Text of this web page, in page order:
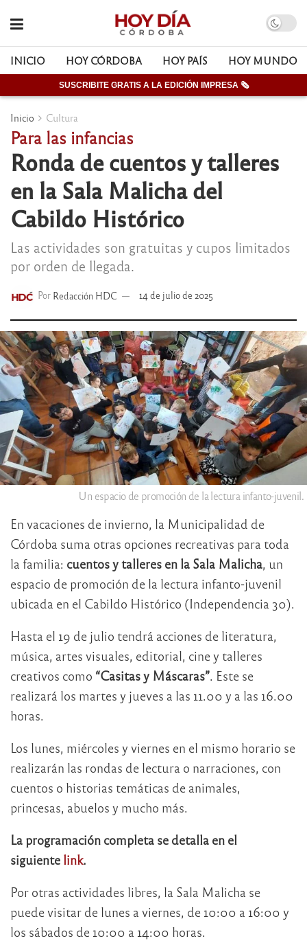
INICIO HOY CÓRDOBA HOY PAÍS HOY MUNDO
SUSCRIBITE GRATIS A LA EDICIÓN IMPRESA 🗞
Inicio Cultura
Para las infancias
Ronda de cuentos y talleres
en la Sala Malicha del
Cabildo Histórico
Las actividades son gratuitas y cupos limitados
por orden de llegada.
Por Redacción HDC 14 de julio de 2025
Un espacio de promoción de la lectura infanto-juvenil.
En vacaciones de invierno, la Municipalidad de
Córdoba suma otras opciones recreativas para toda
la familia: cuentos y talleres en la Sala Malicha, un
espacio de promoción de la lectura infanto-juvenil
ubicada en el Cabildo Histórico (Independencia 30).
Hasta el 19 de julio tendrá acciones de literatura,
música, artes visuales, editorial, cine y talleres
creativos como “Casitas y Máscaras”. Este se
realizará los martes y jueves a las 11.00 y a las 16.00
horas.
Los lunes, miércoles y viernes en el mismo horario se
realizarán las rondas de lectura o narraciones, con
cuentos o historias temáticas de animales,
princesas, abuelos y mucho más.
La programación completa se detalla en el
siguiente link.
Por otras actividades libres, la Sala Malicha se
puede visitar de lunes a viernes, de 10:00 a 16:00 y
los sábados de 10:00 a 14:00 horas.